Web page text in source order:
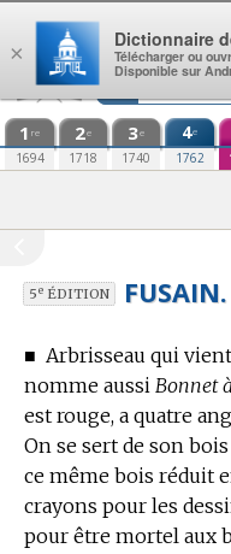
Aller au contenu
1 re
1694
2e
1718
3e
1740
4e
1762
5eÉDITION FUSAIN.
■ Arbrisseau qui
nomme aussi Bonnet
est rouge, a quatre
On se sert de son
ce même bois réduit
crayons pour les
pour être mortel aux
×
Dictionnaire
Télécharger ou
Disponible sur